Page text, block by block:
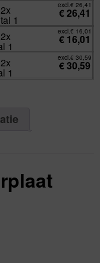
1
excl.€ 26,41
€26,41
1
excl.€ 16,01
€ 16,01
1
excl.€ 30,59
€30,59